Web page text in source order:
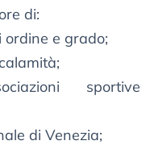
di:
ordine e grado;
sportive
di Venezia;